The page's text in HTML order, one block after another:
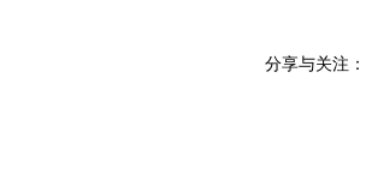
分享与关注：